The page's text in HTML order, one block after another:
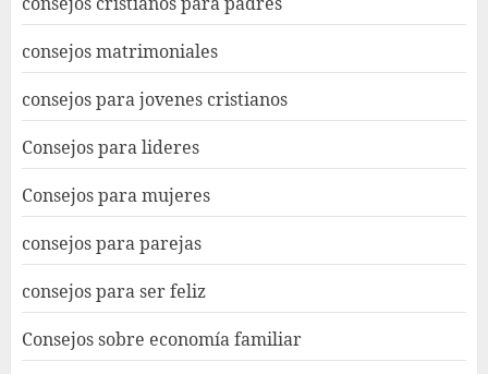
consejos matrimoniales
consejos para jovenes cristianos
Consejos para lideres
Consejos para mujeres
consejos para parejas
consejos para ser feliz
Consejos sobre economía familiar